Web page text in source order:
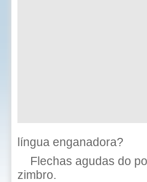
língua enganadora?
Flechas agudas do
zimbro.